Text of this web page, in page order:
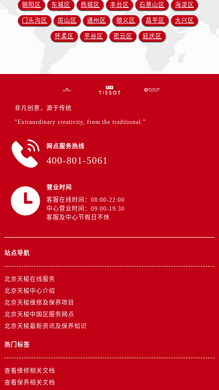
朝阳区 东城区 西城区 丰台区 石景山区 海淀区
门头沟区 房山区 通州区 顺义区 昌平区 大兴区
怀柔区 平谷区 密云区 延庆区
非凡创意，源于传统
"Extraordinary creativity, from the traditional.”
网点服务热线
400-801-5061
营业时间
客服在线时间：08:00-22:00
中心营业时间：09:00-19:30
客服及中心节假日不休
站点导航
北京天梭在线服务
北京天梭中心介绍
北京天梭维修及保养项目
北京天梭中国区服务网点
北京天梭最新资讯及保养知识
热门标签
查看维修相关文档
查看保养相关文档